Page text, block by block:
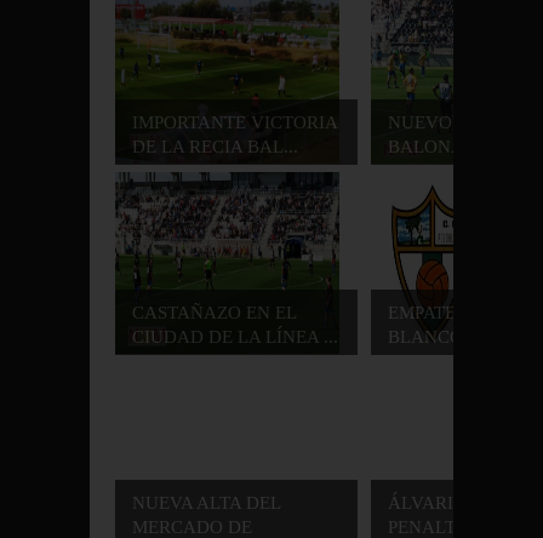
IMPORTANTE VICTORIA
DE LA RECIA BAL...
NUEVO EMPATE
BALONA EN EL
CASTAÑAZO EN EL
CIUDAD DE LA LÍNEA ...
EMPATE ENTRE
BLANCO Y LA
NUEVA ALTA DEL
MERCADO DE
ÁLVARITO FALLA
PENALTI QUE LE